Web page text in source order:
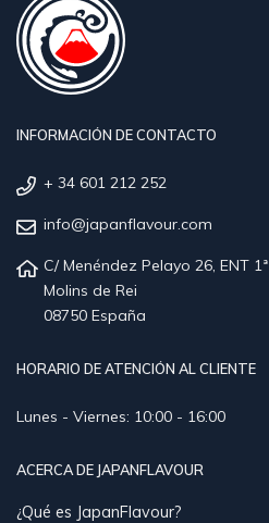
INFORMACIÓN DE CONTACTO
+ 34 601 212 252
info@japanflavour.com
C/ Menéndez Pelayo 26, ENT 1ª
Molins de Rei
08750 España
HORARIO DE ATENCIÓN AL CLIENTE
Lunes - Viernes: 10:00 - 16:00
ACERCA DE JAPANFLAVOUR
¿Qué es JapanFlavour?